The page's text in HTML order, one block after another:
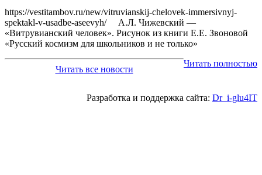
https://vestitambov.ru/new/vitruvianskij-chelovek-immersivnyj-
spektakl-v-usadbe-aseevyh/ А.Л. Чижевский —
«Витрувианский человек». Рисунок из книги Е.Е. Звоновой
«Русский космизм для школьников и не только»
Читать полностью
Читать все новости
Разработка и поддержка сайта: Dr_i-glu4IT